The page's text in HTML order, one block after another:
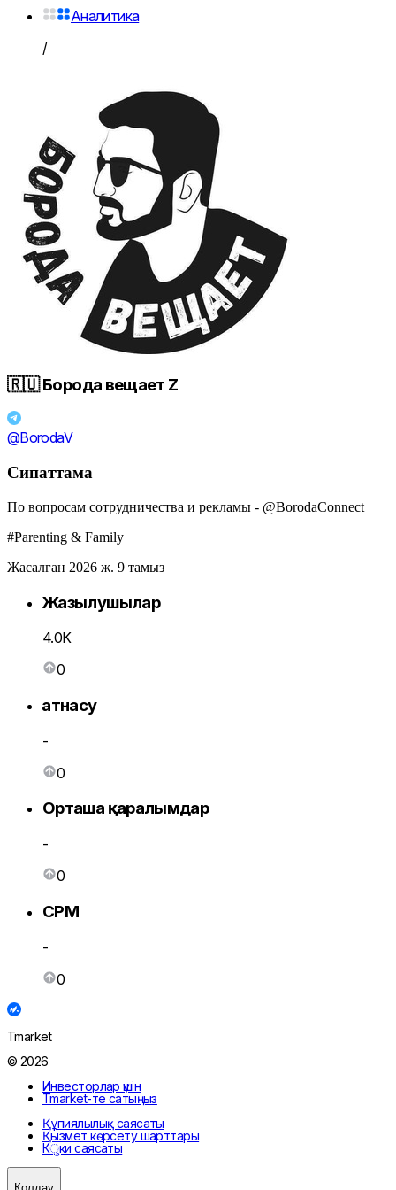
Аналитика
/
🇷🇺 Борода вещает Z
@BorodaV
Сипаттама
По вопросам сотрудничества и рекламы - @BorodaConnect
#Parenting & Family
Жасалған 2026 ж. 9 тамыз
Жазылушылар
4.0K
0
Қатнасу
-
0
Орташа қаралымдар
-
0
CPM
-
0
Tmarket
© 2026
Инвесторлар үшін
Tmarket-те сатыңыз
Құпиялылық саясаты
Қызмет көрсету шарттары
Кुки саясаты